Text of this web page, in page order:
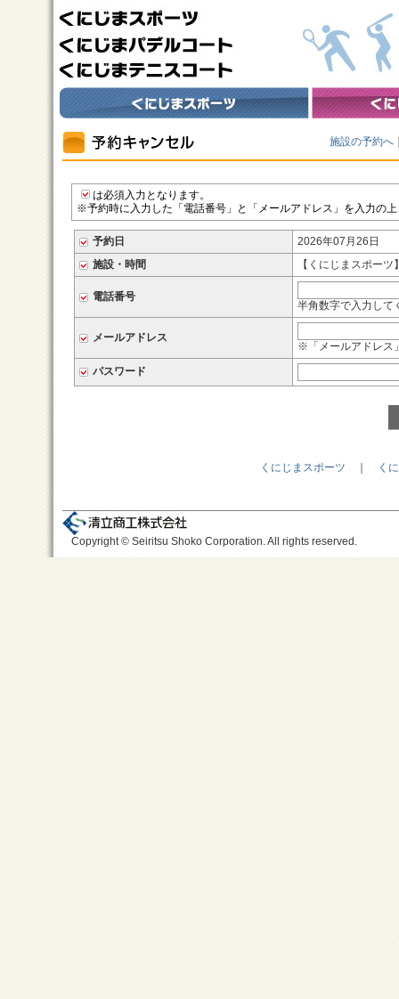
施設の予約へ
は必須入力となります。
※予約時に入力した「電話番号」と「メールアドレス」を入力の
予約日
2026年07月26日
施設・時間
【くにじまスポー
電話番号
半角数字で入力して
メールアドレス
※「メールアドレス
パスワード
くにじまスポーツ く
Copyright © Seiritsu Shoko Corporation. All rights reserved.